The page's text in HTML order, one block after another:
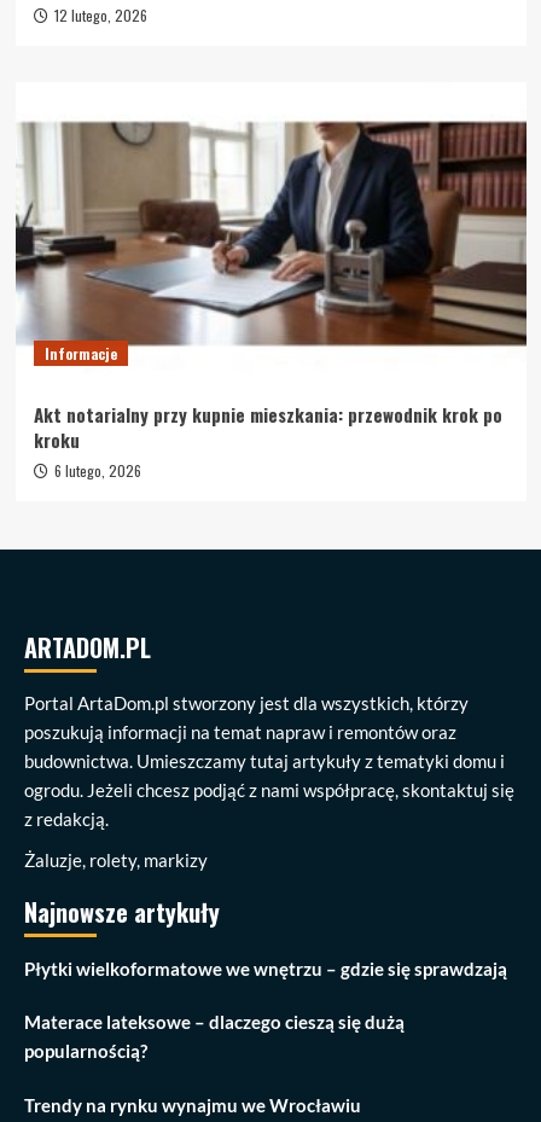
12 lutego, 2026
Informacje
Akt notarialny przy kupnie mieszkania: przewodnik krok po
kroku
6 lutego, 2026
ARTADOM.PL
Portal ArtaDom.pl stworzony jest dla wszystkich, którzy
poszukują informacji na temat napraw i remontów oraz
budownictwa. Umieszczamy tutaj artykuły z tematyki domu i
ogrodu. Jeżeli chcesz podjąć z nami współpracę, skontaktuj się
z redakcją.
Żaluzje, rolety, markizy
Najnowsze artykuły
Płytki wielkoformatowe we wnętrzu – gdzie się sprawdzają
Materace lateksowe – dlaczego cieszą się dużą
popularnością?
Trendy na rynku wynajmu we Wrocławiu